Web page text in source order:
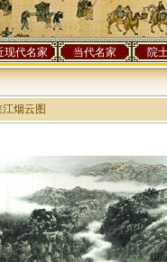
现代名家 当代名家 院
烟云图